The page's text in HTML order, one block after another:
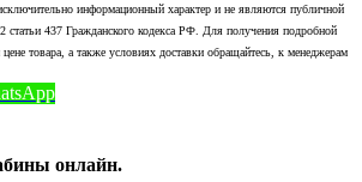
информационный характер и не являются публичной
статьи 437 Гражданского кодекса РФ. Для получения подробной
товара, а также условиях доставки обращайтесь, к менеджерам
онлайн.